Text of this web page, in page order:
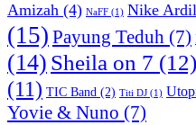
Amizah (4) NaFF (1) Nike
(15) Payung Teduh (7)
(14) Sheila on 7 (12)
(11) TIC Band (2) Titi DJ (1)
Yovie & Nuno (7)